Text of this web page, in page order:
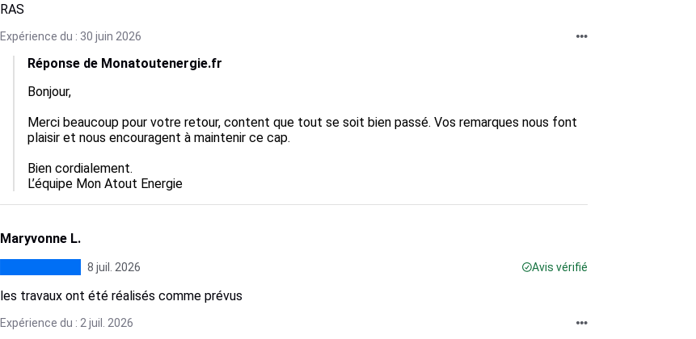
RAS
Expérience du : 30 juin 2026
Réponse de Monatoutenergie.fr
Bonjour,
Merci beaucoup pour votre retour, content que tout se soit bien passé. Vos remarques nous font
plaisir et nous encouragent à maintenir ce cap.
Bien cordialement.
L’équipe Mon Atout Energie
Maryvonne L.
8 juil. 2026 Avis vérifié
les travaux ont été réalisés comme prévus
Expérience du : 2 juil. 2026